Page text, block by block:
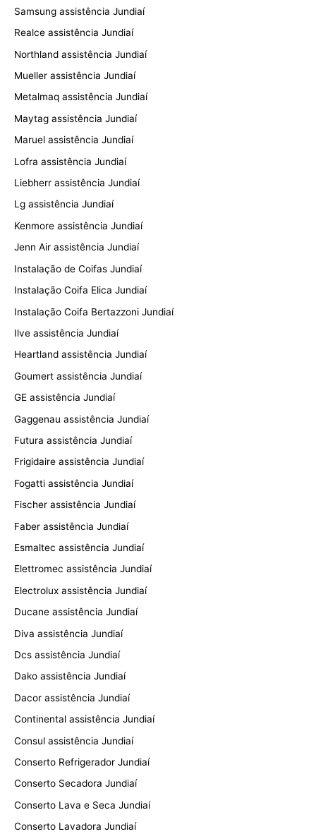
Samsung assistência Jundiaí
Realce assistência Jundiaí
Northland assistência Jundiaí
Mueller assistência Jundiaí
Metalmaq assistência Jundiaí
Maytag assistência Jundiaí
Maruel assistência Jundiaí
Lofra assistência Jundiaí
Liebherr assistência Jundiaí
Lg assistência Jundiaí
Kenmore assistência Jundiaí
Jenn Air assistência Jundiaí
Instalação de Coifas Jundiaí
Instalação Coifa Elica Jundiaí
Instalação Coifa Bertazzoni Jundiaí
Ilve assistência Jundiaí
Heartland assistência Jundiaí
Goumert assistência Jundiaí
GE assistência Jundiaí
Gaggenau assistência Jundiaí
Futura assistência Jundiaí
Frigidaire assistência Jundiaí
Fogatti assistência Jundiaí
Fischer assistência Jundiaí
Faber assistência Jundiaí
Esmaltec assistência Jundiaí
Elettromec assistência Jundiaí
Electrolux assistência Jundiaí
Ducane assistência Jundiaí
Diva assistência Jundiaí
Dcs assistência Jundiaí
Dako assistência Jundiaí
Dacor assistência Jundiaí
Continental assistência Jundiaí
Consul assistência Jundiaí
Conserto Refrigerador Jundiaí
Conserto Secadora Jundiaí
Conserto Lava e Seca Jundiaí
Conserto Lavadora Jundiaí